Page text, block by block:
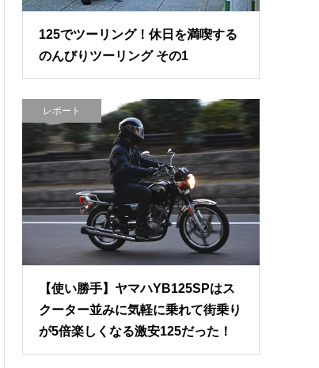
125でツーリング！休日を満喫する
のんびりツーリング その1
レポート
【使い勝手】ヤマハYB125SPはス
クーター並みに気軽に乗れて街乗り
が5倍楽しくなる激安125だった！